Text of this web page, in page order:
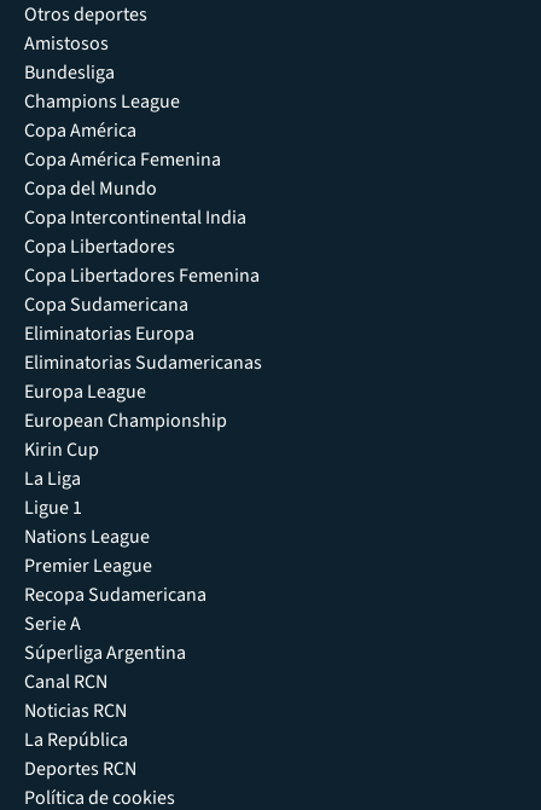
Otros deportes
Amistosos
Bundesliga
Champions League
Copa América
Copa América Femenina
Copa del Mundo
Copa Intercontinental India
Copa Libertadores
Copa Libertadores Femenina
Copa Sudamericana
Eliminatorias Europa
Eliminatorias Sudamericanas
Europa League
European Championship
Kirin Cup
La Liga
Ligue 1
Nations League
Premier League
Recopa Sudamericana
Serie A
Súperliga Argentina
Canal RCN
Noticias RCN
La República
Deportes RCN
Política de cookies